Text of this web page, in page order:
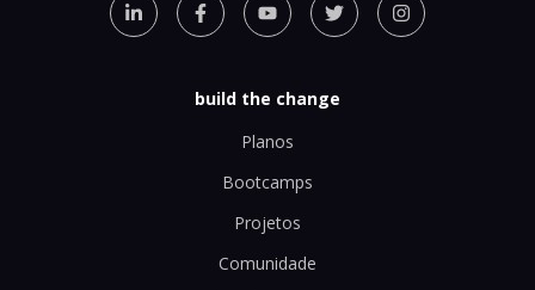
build the change
Planos
Bootcamps
Projetos
Comunidade